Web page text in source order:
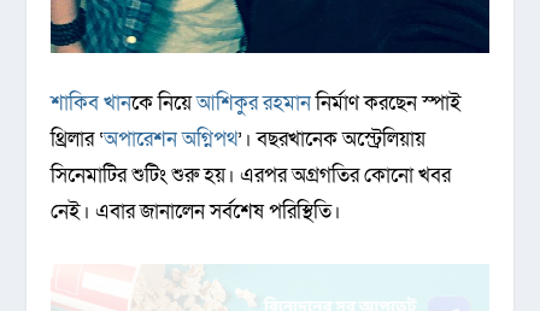
শাকিব খানকে নিয়েআশিকুর রহমাননির্মাণ করছেন স্পাই
থ্রিলার ‘অপারেশন অগ্নিপথ’। বছরখানেক অস্ট্রেলিয়ায়
সিনেমাটির শুটিং শুরু হয়। এরপর অগ্রগতির কোনো খবর
নেই। এবার জানালেন সর্বশেষ পরিস্থিতি।